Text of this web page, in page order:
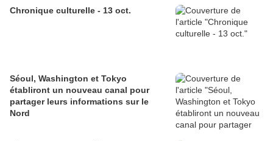
Chronique culturelle - 13 oct.
Séoul, Washington et Tokyo
établiront un nouveau canal pour
partager leurs informations sur le
Nord